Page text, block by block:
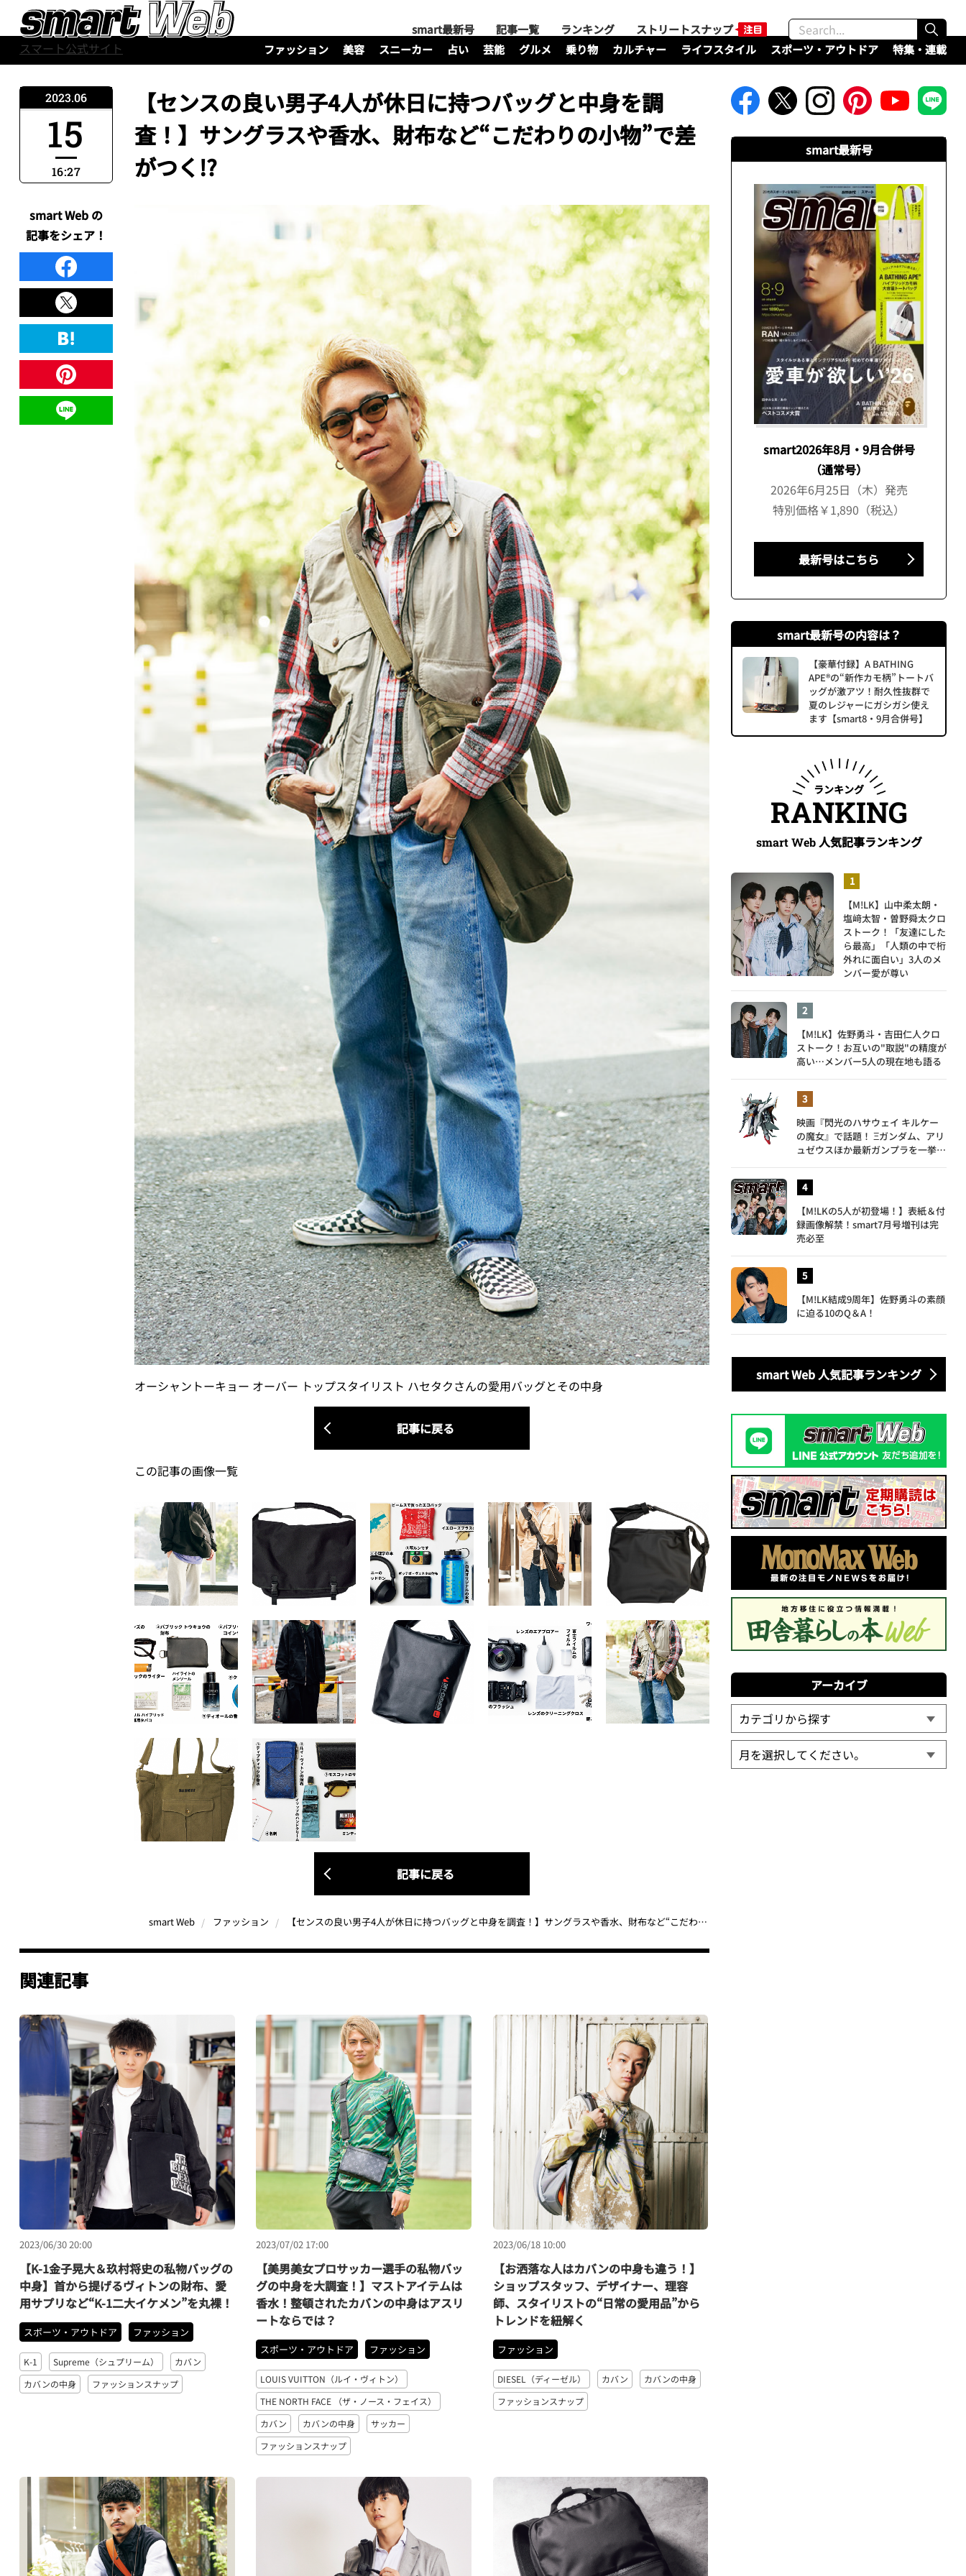
スマート公式サイト
smart最新号 記事一覧 ランキング
ストリートスナップ
ファッション
美容 スニーカー 占い 芸能 グルメ 乗り物 カルチャー ライフスタイル スポーツ・アウトドア 特集・連載
【センスの良い男子4人が休日に持つバッグと中身を調
査！】サングラスや香水、財布など“こだわりの小物”で差
がつく!?
オーシャントーキョー オーバー トップスタイリスト ハセタクさんの愛用バッグとその中身
記事に戻る
この記事の画像一覧
記事に戻る
smart Web ファッション 【センスの良い男子4人が休日に持つバッグと中身を調査！】サングラスや香水、財布など“こだわりの小物”で差がつく!?
2023.06
15
16:27
smart Web の
記事をシェア！
関連記事
2023/06/30 20:00
【K-1金子晃大＆玖村将史の私物バッグの
中身】首から提げるヴィトンの財布、愛
用サプリなど“K-1二大イケメン”を丸裸！
スポーツ・アウトドア ファッション
K-1 Supreme（シュプリーム）
カバン
カバンの中身
ファッションスナップ
2023/07/02 17:00
【美男美女プロサッカー選手の私物バッ
グの中身を大調査！】マストアイテムは
香水！整頓されたカバンの中身はアスリ
ートならでは？
スポーツ・アウトドア ファッション
LOUIS VUITTON（ルイ・ヴィトン）
THE NORTH FACE （ザ・ノース・フェイス）
カバン
カバンの中身
サッカー
ファッションスナップ
2023/06/18 10:00
【お洒落な人はカバンの中身も違う！】
ショップスタッフ、デザイナー、理容
師、スタイリストの“日常の愛用品”から
トレンドを紐解く
ファッション
DIESEL（ディーゼル） カバン
カバンの中身
ファッションスナップ
smart最新号
smart2026年8月・9月合併号
（通常号）
2026年6月25日（木）発売
特別価格￥1,890（税込）
最新号はこちら
smart最新号の内容は？
【豪華付録】A BATHING
APE®の“新作カモ柄”トートバ
ッグが激アツ！耐久性抜群で
夏のレジャーにガシガシ使え
ます【smart8・9月合併号】
ランキング
RANKING
smart Web人気記事ランキング
【M!LK】山中柔太朗・
塩﨑太智・曽野舜太クロ
ストーク！「友達にした
ら最高」「人類の中で桁
外れに面白い」3人のメ
ンバー愛が尊い
【M!LK】佐野勇斗・吉田仁人クロ
ストーク！お互いの"取説"の精度が
高い…メンバー5人の現在地も語る
映画『閃光のハサウェイ キルケー
の魔女』で話題！ Ξガンダム、アリ
ュゼウスほか最新ガンプラを一挙紹
【M!LKの5人が初登場！】表紙＆付
録画像解禁！smart7月号増刊は完
売必至
【M!LK結成9周年】佐野勇斗の素顔
に迫る10のQ＆A！
smart Web 人気記事ランキング
アーカイブ